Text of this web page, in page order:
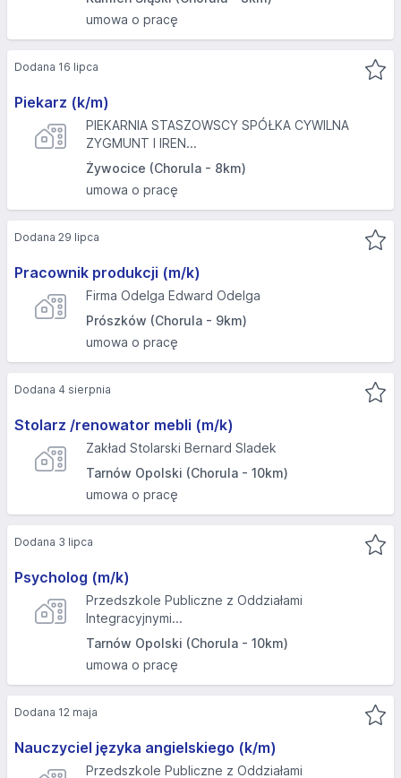
umowa o pracę
Piekarz (k/m)
PIEKARNIA STASZOWSCY SPÓŁKA CYWILNA
ZYGMUNT I IREN...
Żywocice (Chorula - 8km)
umowa o pracę
Dodana 16 lipca
Pracownik produkcji (m/k)
Firma Odelga Edward Odelga
Prószków (Chorula - 9km)
umowa o pracę
Dodana 29 lipca
Stolarz /renowator mebli (m/k)
Zakład Stolarski Bernard Sladek
Tarnów Opolski (Chorula - 10km)
umowa o pracę
Dodana 4 sierpnia
Psycholog (m/k)
Przedszkole Publiczne z Oddziałami
Integracyjnymi...
Tarnów Opolski (Chorula - 10km)
umowa o pracę
Dodana 3 lipca
Nauczyciel języka angielskiego (k/m)
Przedszkole Publiczne z Oddziałami
Dodana 12 maja